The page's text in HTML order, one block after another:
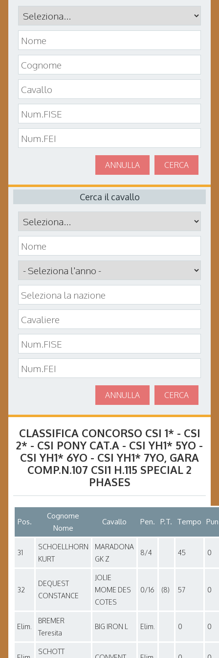
CERCA
ANNULLA
Cerca il cavallo
CERCA
ANNULLA
CLASSIFICA CONCORSO CSI 1* - CSI
2* - CSI PONY CAT.A - CSI YH1* 5YO -
CSI YH1* 6YO - CSI YH1* 7YO, GARA
COMP.N.107 CSI1 H.115 SPECIAL 2
PHASES
Pos.
Cognome
Nome
Cavallo Pen. P.T. Tempo
31
SCHOELLHORN
KURT
MARADONA
GK Z
8/4 45 0
32
DEQUEST
CONSTANCE
JOLIE
MOME DES
COTES
0/16 (8) 57 0
Elim.
BREMER
Teresita
BIG IRON L Elim. 0 0
SCHOTT